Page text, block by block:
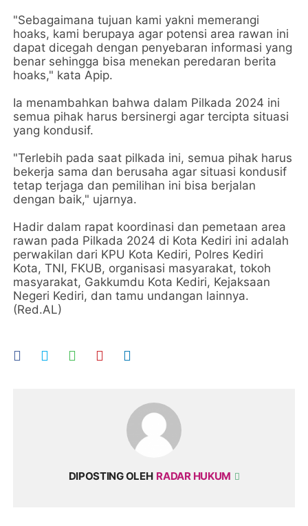
"Sebagaimana tujuan kami yakni memerangi
hoaks, kami berupaya agar potensi area rawan ini
dapat dicegah dengan penyebaran informasi yang
benar sehingga bisa menekan peredaran berita
hoaks," kata Apip.
Ia menambahkan bahwa dalam Pilkada 2024 ini
semua pihak harus bersinergi agar tercipta situasi
yang kondusif.
"Terlebih pada saat pilkada ini, semua pihak harus
bekerja sama dan berusaha agar situasi kondusif
tetap terjaga dan pemilihan ini bisa berjalan
dengan baik," ujarnya.
Hadir dalam rapat koordinasi dan pemetaan area
rawan pada Pilkada 2024 di Kota Kediri ini adalah
perwakilan dari KPU Kota Kediri, Polres Kediri
Kota, TNI, FKUB, organisasi masyarakat, tokoh
masyarakat, Gakkumdu Kota Kediri, Kejaksaan
Negeri Kediri, dan tamu undangan lainnya.
(Red.AL)
DIPOSTING OLEH RADAR HUKUM